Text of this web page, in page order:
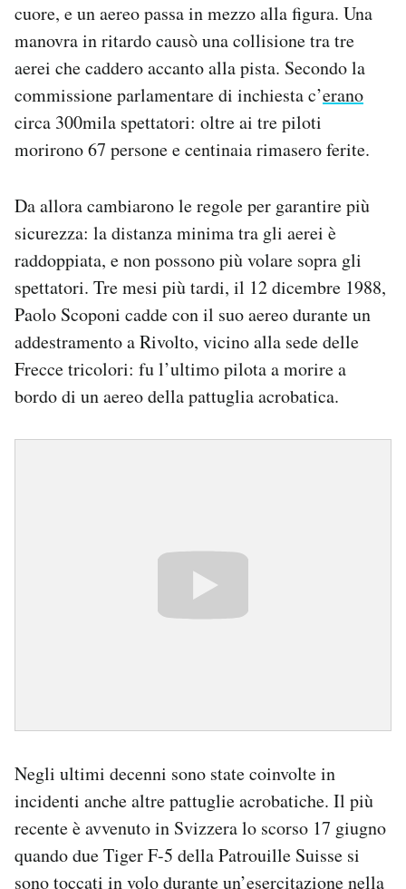
cuore, e un aereo passa in mezzo alla figura. Una
manovra in ritardo causò una collisione tra tre
aerei che caddero accanto alla pista. Secondo la
commissione parlamentare di inchiesta c’erano
circa 300mila spettatori: oltre ai tre piloti
morirono 67 persone e centinaia rimasero ferite.
Da allora cambiarono le regole per garantire più
sicurezza: la distanza minima tra gli aerei è
raddoppiata, e non possono più volare sopra gli
spettatori. Tre mesi più tardi, il 12 dicembre 1988,
Paolo Scoponi cadde con il suo aereo durante un
addestramento a Rivolto, vicino alla sede delle
Frecce tricolori: fu l’ultimo pilota a morire a
bordo di un aereo della pattuglia acrobatica.
Negli ultimi decenni sono state coinvolte in
incidenti anche altre pattuglie acrobatiche. Il più
recente è avvenuto in Svizzera lo scorso 17 giugno
quando due Tiger F-5 della Patrouille Suisse si
sono toccati in volo durante un’esercitazione nella